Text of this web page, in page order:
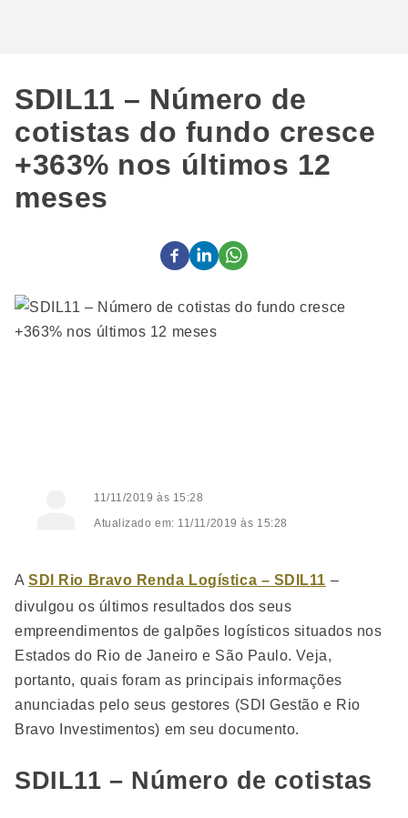
SDIL11 – Número de
cotistas do fundo cresce
+363% nos últimos 12
meses
11/11/2019 às 15:28
Atualizado em: 11/11/2019 às 15:28
ASDI Rio Bravo Renda Logística – SDIL11 –
divulgou os últimos resultados dos seus
empreendimentos de galpões logísticos situados nos
Estados do Rio de Janeiro e São Paulo. Veja,
portanto, quais foram as principais informações
anunciadas pelo seus gestores (SDI Gestão e Rio
Bravo Investimentos) em seu documento.
SDIL11 – Número de cotistas